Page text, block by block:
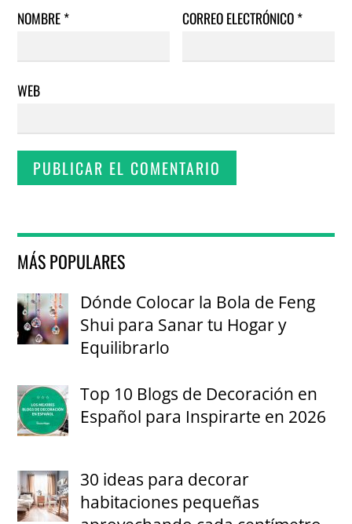
NOMBRE* CORREO ELECTRÓNICO*
WEB
MÁS POPULARES
Dónde Colocar la Bola de Feng
Shui para Sanar tu Hogar y
Equilibrarlo
Top 10 Blogs de Decoración en
Español para Inspirarte en 2026
30 ideas para decorar
habitaciones pequeñas